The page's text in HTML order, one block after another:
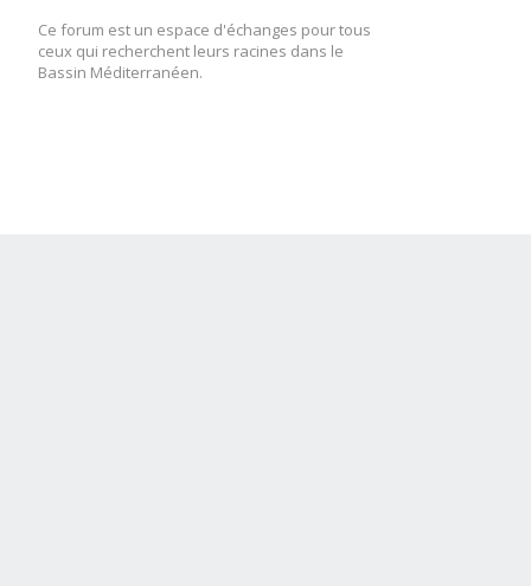
Ce forum est un espace d'échanges pour tous
ceux qui recherchent leurs racines dans le
Bassin Méditerranéen.